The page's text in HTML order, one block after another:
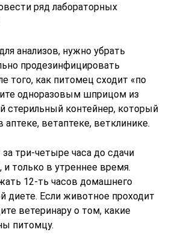
ряд лабораторных
анализов, нужно убрать
продезинфицировать
того, как питомец сходит «по
одноразовым шприцом из
стерильный контейнер, который
ветаптеке, ветклинике.
три-четыре часа до сдачи
и только в утреннее время.
12-ть часов домашнего
диете. Если животное проходит
ветеринару о том, какие
питомцу.